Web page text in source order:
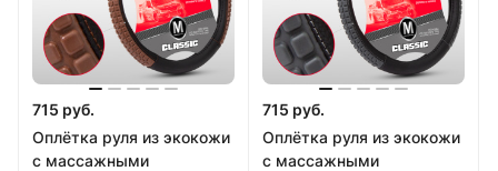
715 руб.
Оплётка руля из экокожи
с массажными
715 руб.
Оплётка руля из экокожи
с массажными